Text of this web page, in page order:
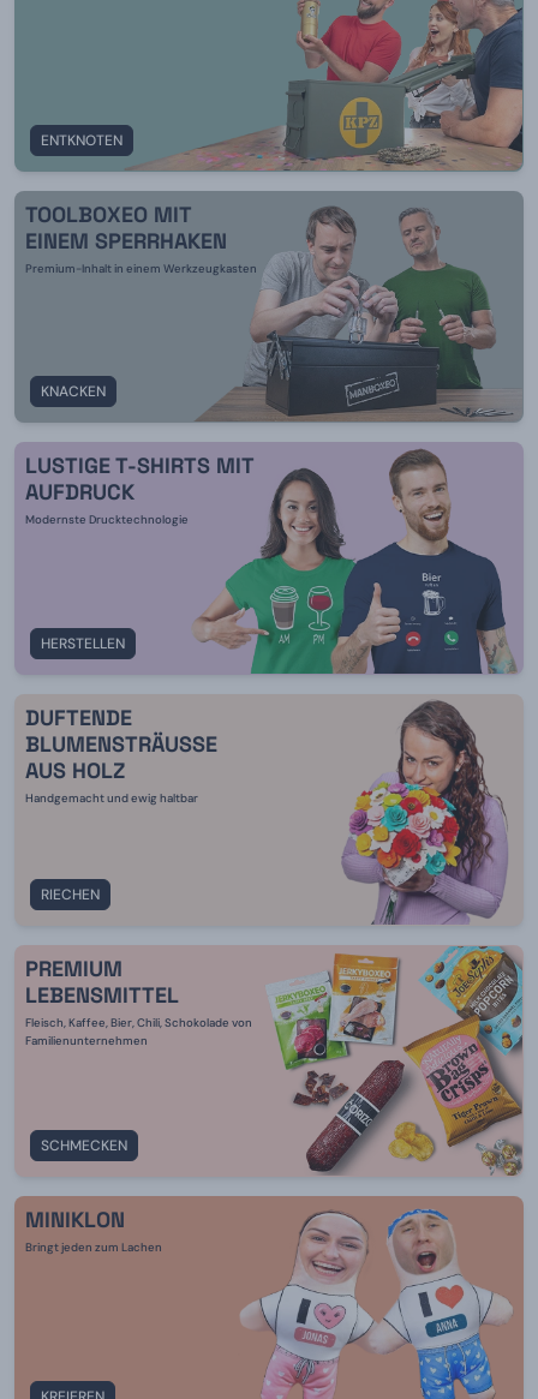
ENTKNOTEN
TOOLBOXEO MIT
EINEM SPERRHAKEN
Premium-Inhalt in einem Werkzeugkasten
KNACKEN
LUSTIGE T-SHIRTS MIT
AUFDRUCK
Modernste Drucktechnologie
HERSTELLEN
DUFTENDE
BLUMENSTRÄUSSE A
US HOLZ
Handgemacht und ewig haltbar
RIECHEN
PREMIUM
LEBENSMITTEL
Fleisch, Kaffee, Bier, Chili, Schokolade von
Familienunternehmen
SCHMECKEN
MINIKLON
Bringt jeden zum Lachen